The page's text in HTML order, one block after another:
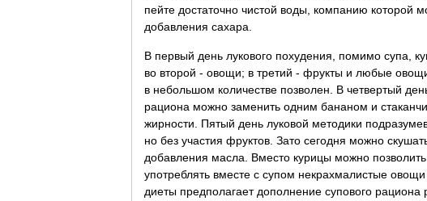
пейте достаточно чистой воды, компанию которой
добавления сахара.
В первый день лукового похудения, помимо супа,
во второй - овощи; в третий - фрукты и любые
в небольшом количестве позволен. В четвертый
рациона можно заменить одним бананом и
жирности. Пятый день луковой методики
но без участия фруктов. Зато сегодня можно
добавления масла. Вместо курицы можно
употреблять вместе с супом некрахмалистые
диеты предполагает дополнение супового